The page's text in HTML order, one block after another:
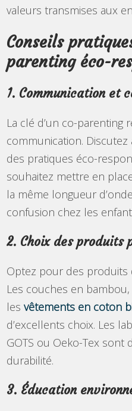
valeurs transmises aux
Conseils
parenting éco-
1. Communication et
La clé d’un co-parenting
communication.
des pratiques éco-
souhaitez mettre en
la même longueur
confusion chez les
2. Choix des produits
Optez pour des produits
Les couches en
lesvêtements en coton
d’excellents choix. Les
GOTS ou Oeko-Tex sont
durabilité.
3. Éducation